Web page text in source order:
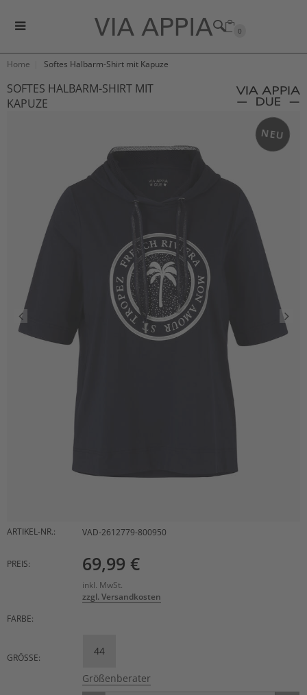
0
Home Softes Halbarm-Shirt mit Kapuze
SOFTES HALBARM-SHIRT MIT
KAPUZE
NEU
ARTIKEL-NR.: VAD-2612779-800950
PREIS: 69,99 €
inkl. MwSt.
zzgl. Versandkosten
FARBE:
GRÖSSE:
44
Größenberater